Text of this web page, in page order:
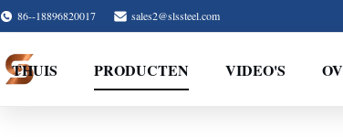
86--18896820017 sales2@slssteel.com
THUIS PRODUCTEN VIDEO'S